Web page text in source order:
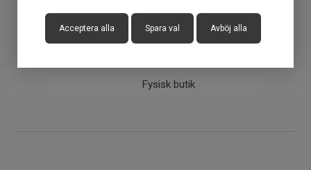
Acceptera alla Spara val Avböj alla
30 dagar öppet köp
Fysisk butik